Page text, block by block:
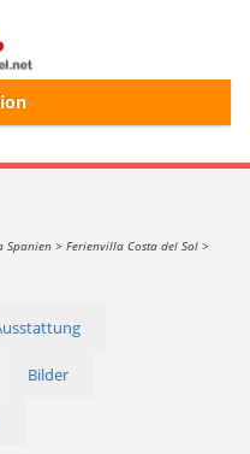
Spanien > Ferienvilla Costa del Sol >
Bilder